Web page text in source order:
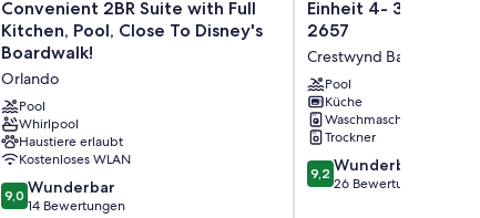
Convenient
2BR
Suite
with
Full
Kitchen,
Pool,
Close
To
Disney's
Boardwalk!
Convenient 2BR Suite with Full
Kitchen, Pool, Close To Disney's
Boardwalk!
Orlando
Pool
Whirlpool
Haustiere erlaubt
Kostenloses WLAN
9.0
von
9,0 Wunderbar
14 Bewertungen
Einheit
4-
Schlafzimmer
Haus
2657
Crestwynd
Bay
Einheit 4- 3
2657
Crestwynd Bay
Pool
Küche
Waschmaschine
Trockner
9.2
von
9,2 Wunderbar
26 Bewertungen